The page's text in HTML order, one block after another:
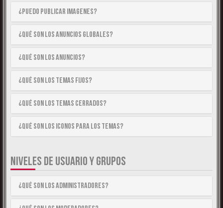
¿Puedo publicar imagenes?
¿Qué son los anuncios globales?
¿Qué son los anuncios?
¿Qué son los temas fijos?
¿Qué son los temas cerrados?
¿Qué son los iconos para los temas?
NIVELES DE USUARIO Y GRUPOS
¿Qué son los Administradores?